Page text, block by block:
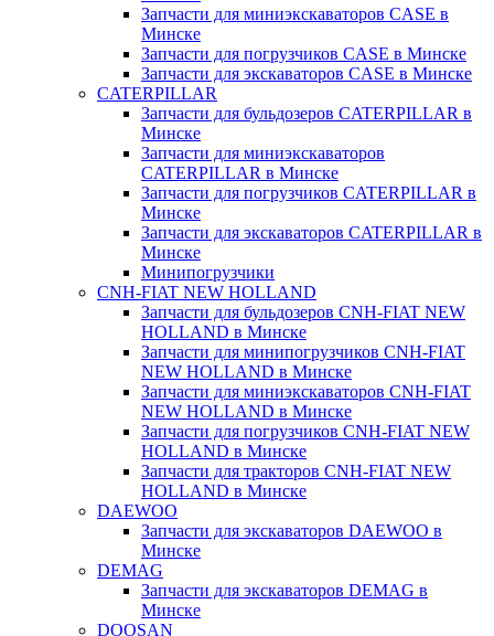
Запчасти для миниэкскаваторов CASE в
Минске
Запчасти для погрузчиков CASE в Минске
Запчасти для экскаваторов CASE в Минске
CATERPILLAR
Запчасти для бульдозеров CATERPILLAR в
Минске
Запчасти для миниэкскаваторов
CATERPILLAR в Минске
Запчасти для погрузчиков CATERPILLAR в
Минске
Запчасти для экскаваторов CATERPILLAR в
Минскe
Минипогрузчики
CNH-FIAT NEW HOLLAND
Запчасти для бульдозеров CNH-FIAT NEW
HOLLAND в Минске
Запчасти для минипогрузчиков CNH-FIAT
NEW HOLLAND в Минске
Запчасти для миниэкскаваторов CNH-FIAT
NEW HOLLAND в Минске
Запчасти для погрузчиков CNH-FIAT NEW
HOLLAND в Минске
Запчасти для тракторов CNH-FIAT NEW
HOLLAND в Минске
DAEWOO
Запчасти для экскаваторов DAEWOO в
Минске
DEMAG
Запчасти для экскаваторов DEMAG в
Минске
DOOSAN